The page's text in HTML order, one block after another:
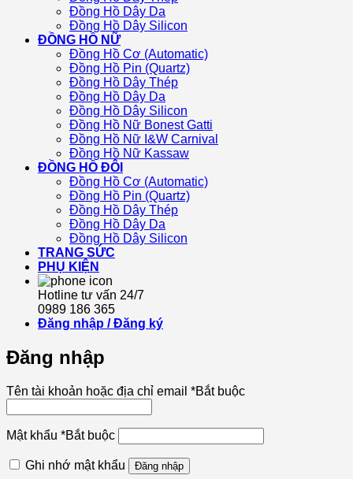
Đồng Hồ Dây Da
Đồng Hồ Dây Silicon
ĐỒNG HỒ NỮ
Đồng Hồ Cơ (Automatic)
Đồng Hồ Pin (Quartz)
Đồng Hồ Dây Thép
Đồng Hồ Dây Da
Đồng Hồ Dây Silicon
Đồng Hồ Nữ Bonest Gatti
Đồng Hồ Nữ I&W Carnival
Đồng Hồ Nữ Kassaw
ĐỒNG HỒ ĐÔI
Đồng Hồ Cơ (Automatic)
Đồng Hồ Pin (Quartz)
Đồng Hồ Dây Thép
Đồng Hồ Dây Da
Đồng Hồ Dây Silicon
TRANG SỨC
PHỤ KIỆN
Hotline tư vấn 24/7
0989 186 365
Đăng nhập / Đăng ký
Đăng nhập
Tên tài khoản hoặc địa chỉ email *Bắt buộc
Mật khẩu *Bắt buộc
Ghi nhớ mật khẩu Đăng nhập